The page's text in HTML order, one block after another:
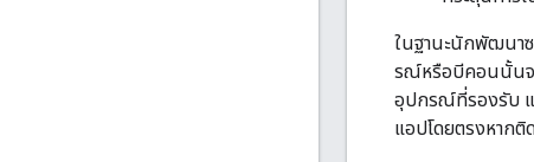
ในฐานะนักพัฒนา
รณ์หรือบีคอนนั้นจะ
อุปกรณ์ที่รองรับ แ
แอปโดยตรงหาก